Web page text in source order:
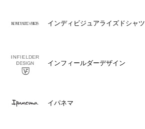
インディビジュアライズドシャツ
インフィールダーデザイン
イパネマ